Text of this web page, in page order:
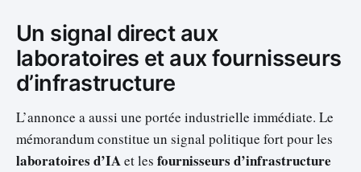
Un signal direct aux
laboratoires et aux fournisseurs
d’infrastructure
L’annonce a aussi une portée industrielle immédiate. Le
mémorandum constitue un signal politique fort pour les
laboratoires d’IAet les fournisseurs d’infrastructure